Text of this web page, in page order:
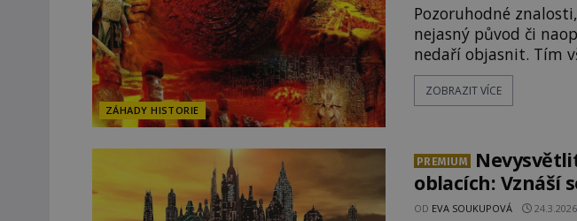
ZÁHADY HISTORIE
Pozoruhodné
nejasný původ či
nedaří objasnit. Tím
dávno ztracených národů a
o obrovské říše,
archeologům
[gallery
ZOBRAZIT VÍCE
PREMIUM
oblacích: Vznáší se nám nad hlavou
neobjevený svět?
OD EVA SOUKUPOVÁ 24.3.2026